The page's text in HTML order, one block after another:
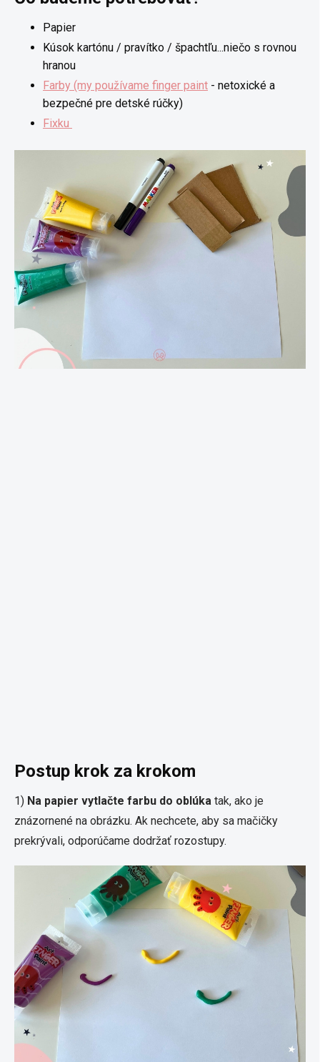
Papier
Kúsok kartónu / pravítko / špachtľu...niečo s rovnou
hranou
Farby (my používame finger paint - netoxické a
bezpečné pre detské rúčky)
Fixku
Postup krok za krokom
1) Na papier vytlačte farbu do oblúka tak, ako je
znázornené na obrázku. Ak nechcete, aby sa mačičky
prekrývali, odporúčame dodržať rozostupy.